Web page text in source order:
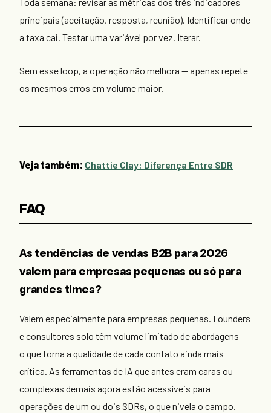
Toda semana: revisar as métricas dos três indicadores
principais (aceitação, resposta, reunião). Identificar onde
a taxa cai. Testar uma variável por vez. Iterar.
Sem esse loop, a operação não melhora — apenas repete
os mesmos erros em volume maior.
Veja também: Chattie Clay: Diferença Entre SDR
FAQ
As tendências de vendas B2B para 2026
valem para empresas pequenas ou só para
grandes times?
Valem especialmente para empresas pequenas. Founders
e consultores solo têm volume limitado de abordagens —
o que torna a qualidade de cada contato ainda mais
crítica. As ferramentas de IA que antes eram caras ou
complexas demais agora estão acessíveis para
operações de um ou dois SDRs, o que nivela o campo.